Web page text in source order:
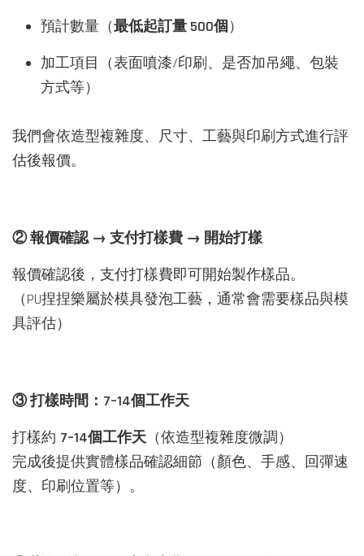
預計數量（最低起訂量 500個 ）
加工項目（表面噴漆/印刷、是否加吊繩、包裝
方式等）
我們會依造型複雜度、尺寸、工藝與印刷方式進行評
估後報價。
② 報價確認 → 支付打樣費 → 開始打樣
報價確認後，支付打樣費即可開始製作樣品。
（PU捏捏樂屬於模具發泡工藝，通常會需要樣品與模
具評估）
③ 打樣時間：7–14個工作天
打樣約 7–14個工作天 （依造型複雜度微調）
完成後提供實體樣品確認細節（顏色、手感、回彈速
度、印刷位置等）。